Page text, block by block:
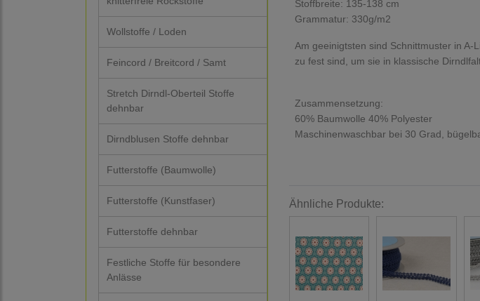
Wollstoffe / Loden
Feincord / Breitcord / Samt
Stretch Dirndl-Oberteil Stoffe
dehnbar
Dirndblusen Stoffe dehnbar
Futterstoffe (Baumwolle)
Futterstoffe (Kunstfaser)
Futterstoffe dehnbar
Festliche Stoffe für besondere
Anlässe
Stoffbreite: 135-138 cm
Grammatur: 330g/m2
Am geeinigtsten sind Schnittmuster in
zu fest sind, um sie in klassische
Zusammensetzung:
60% Baumwolle 40% Polyester
Maschinenwaschbar bei 30 Grad,
Ähnliche Produkte: